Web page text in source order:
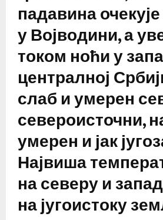
падавина
у Војводини, а
током ноћи у
централној
слаб и умерен
североисточни,
умерен и јак
Највиша
на северу и
на југоистоку